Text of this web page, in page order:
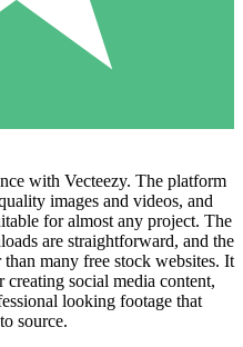
with Vecteezy. The platform
images and videos, and
for almost any project. The
are straightforward, and the
many free stock websites. It
creating social media content,
looking footage that
source.